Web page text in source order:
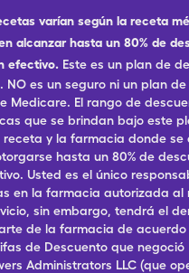
varían según la receta
alcanzar hasta un 80% de
efectivo. Este es un plan de
NO es un seguro ni un plan de
Medicare. El rango de
que se brindan bajo este
y la farmacia donde se
hasta un 80% de
Usted es el único
en la farmacia autorizada al
sin embargo, tendrá el
de la farmacia de acuerdo
de Descuento que negoció
Administrators LLC (que